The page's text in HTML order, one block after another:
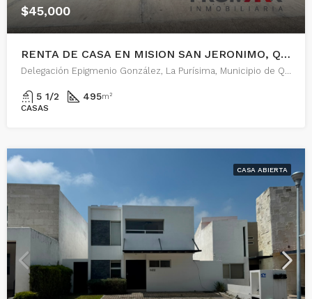
$45,000
RENTA DE CASA EN MISION SAN JERONIMO, QUERETARO
Delegación Epigmenio González, La Purísima, Municipio de Querétaro, Querétaro, 76146, México
5 1/2 495m²
CASAS
CASA ABIERTA